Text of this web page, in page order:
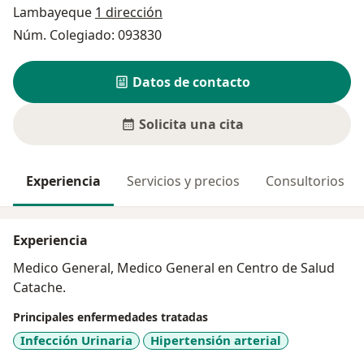
Lambayeque 1 dirección
Núm. Colegiado: 093830
Datos de contacto
Solicita una cita
Experiencia Servicios y precios Consultorios
Experiencia
Medico General, Medico General en Centro de Salud
Catache.
Principales enfermedades tratadas
Infección Urinaria
Hipertensión arterial